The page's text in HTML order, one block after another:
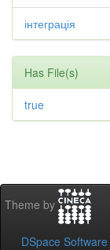
інтеграція
Has File(s)
true
Theme by
DSpace Software